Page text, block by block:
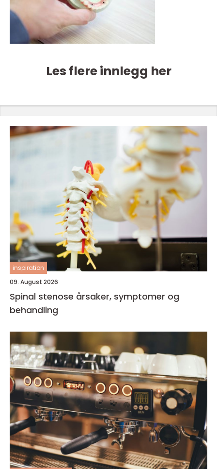
Les flere innlegg her
inspiration
09. August 2026
Spinal stenose årsaker, symptomer og
behandling